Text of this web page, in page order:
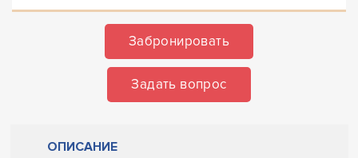
Забронировать
Задать вопрос
ОПИСАНИЕ